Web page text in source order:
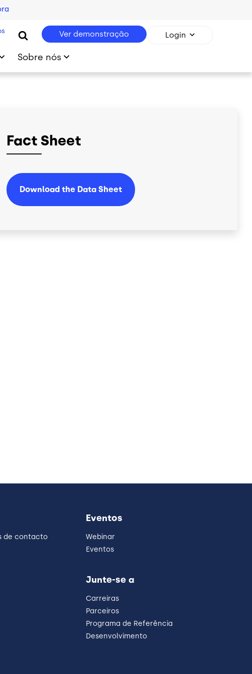
Ver demonstração Login
Sobre nós
Fact Sheet
Download the Data Sheet
de contacto
Eventos
Webinar
Eventos
Junte-se a
Carreiras
Parceiros
Programa de Referência
Desenvolvimento